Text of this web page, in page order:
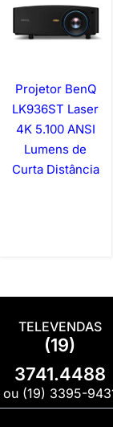
Projetor BenQ
LK936ST Laser
4K 5.100 ANSI
Lumens de
Curta Distância
TELEVENDAS
(19)
3741.4488
ou (19) 3395-